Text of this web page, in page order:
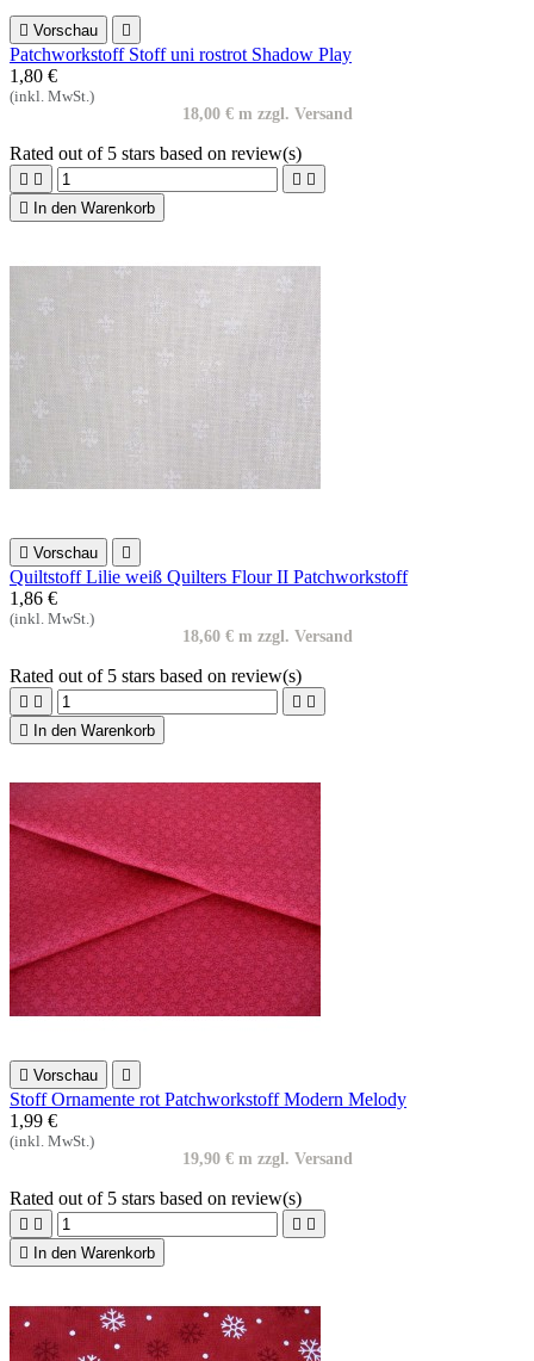
 Vorschau 
Patchworkstoff Stoff uni rostrot Shadow Play
1,80 €
(inkl. MwSt.)
18,00 € m zzgl. Versand
Rated out of 5 stars based on review(s)
   

In den Warenkorb
 Vorschau 
Quiltstoff Lilie weiß Quilters Flour II Patchworkstoff
1,86 €
(inkl. MwSt.)
18,60 € m zzgl. Versand
Rated out of 5 stars based on review(s)
   

In den Warenkorb
 Vorschau 
Stoff Ornamente rot Patchworkstoff Modern Melody
1,99 €
(inkl. MwSt.)
19,90 € m zzgl. Versand
Rated out of 5 stars based on review(s)
   

In den Warenkorb